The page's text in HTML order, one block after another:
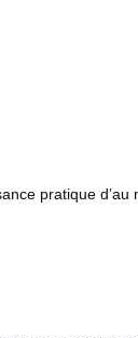
pratique